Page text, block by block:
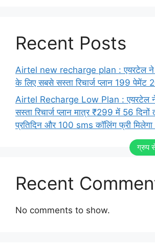
Recent Posts
Airtel new recharge plan : एयरटेल ने
के लिए सबसे सस्ता रिचार्ज प्लान 199 पेमेंट
Airtel Recharge Low Plan : एयरटेल
सस्ता रिचार्ज प्लान मात्र ₹299 में 56
प्रतिदिन और 100 sms कॉलिंग फ्री मिलेगा
Recent
No comments to show.